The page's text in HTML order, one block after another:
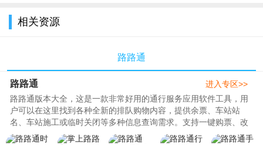
相关资源
路路通
路路通
路路通版本大全，这是一款非常好用的通行服务应用软件工具，用
户可以在这里找到各种全新的排队购物内容，提供余票、车站站
名、车站施工或临时关闭等多种信息查询需求。支持一键购票、改
签和退票功能，无需去火车站或..
进入专区>>